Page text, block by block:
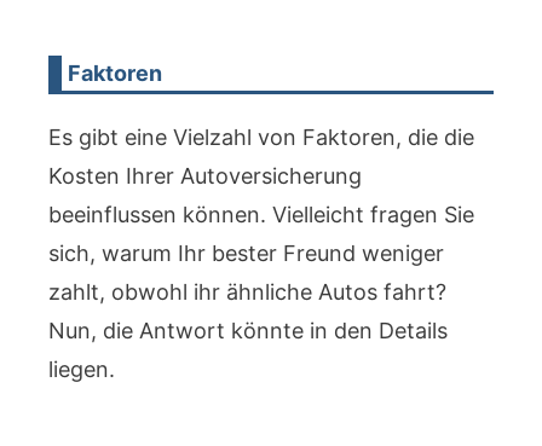
Faktoren
Es gibt eine Vielzahl von Faktoren, die die
Kosten Ihrer Autoversicherung
beeinflussen können. Vielleicht fragen Sie
sich, warum Ihr bester Freund weniger
zahlt, obwohl ihr ähnliche Autos fahrt?
Nun, die Antwort könnte in den Details
liegen.